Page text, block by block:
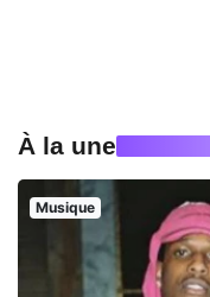
À la une
Musique